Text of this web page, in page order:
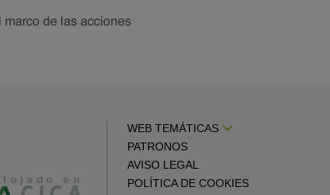
WEB TEMÁTICAS
PATRONOS
AVISO LEGAL
POLÍTICA DE COOKIES